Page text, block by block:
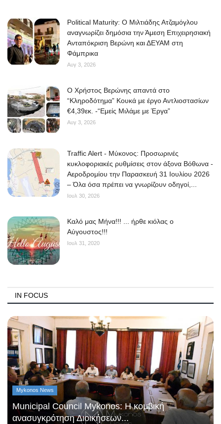
Γλώσσα
Ελληνικά English
Political Maturity: Ο Μιλτιάδης Ατζαμόγλου
αναγνωρίζει δημόσια την Άμεση Επιχειρησιακή
Ανταπόκριση Βερώνη και ΔΕΥΑΜ στη
Φάμπρικα
Αυγ 3, 2026
O Χρήστος Βερώνης απαντά στο
“Κληροδότημα” Κουκά με έργο Αντλιοστασίων
€4,39εκ. -“Εμείς Μιλάμε με Έργα”
Αυγ 3, 2026
Traffic Alert - Μύκονος: Προσωρινές
κυκλοφοριακές ρυθμίσεις στον άξονα Βόθωνα -
Αεροδρομίου την Παρασκευή 31 Ιουλίου 2026
– Όλα όσα πρέπει να γνωρίζουν οδηγοί,...
Ιουλ 30, 2026
Kαλό μας Μήνα!!! ... ήρθε κιόλας ο
Αύγουστος!!!
Ιουλ 31, 2020
IN FOCUS
Mykonos News
Municipal Council Mykonos: Η κομβική
ανασυγκρότηση Διοικήσεων...